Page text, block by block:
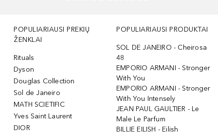
POPULIARIAUSI PREKIŲ
ŽENKLAI
Rituals
Dyson
Douglas Collection
Sol de Janeiro
MATH SCIETIFIC
Yves Saint Laurent
DIOR
POPULIARIAUSI PRODUKTAI
SOL DE JANEIRO - Cheirosa
48
EMPORIO ARMANI - Stronger
With You
EMPORIO ARMANI - Stronger
With You Intensely
JEAN PAUL GAULTIER - Le
Male Le Parfum
BILLIE EILISH - Eilish